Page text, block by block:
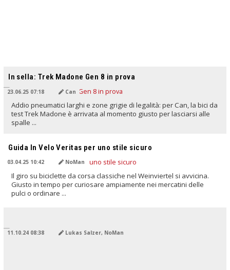
In sella: Trek Madone Gen 8 in prova
23.06.25 07:18 Can
Addio pneumatici larghi e zone grigie di legalità: per Can, la bici da
test Trek Madone è arrivata al momento giusto per lasciarsi alle
spalle ...
Guida In Velo Veritas per uno stile sicuro
03.04.25 10:42 NoMan
Il giro su biciclette da corsa classiche nel Weinviertel si avvicina.
Giusto in tempo per curiosare ampiamente nei mercatini delle
pulci o ordinare ...
11.10.24 08:38 Lukas Salzer, NoMan